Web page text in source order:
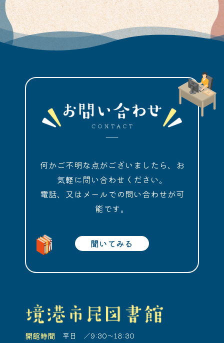
開館時間
平日 ／9:30～18:30
何かご不明な点がございましたら、お
気軽に問い合わせください。
電話、又はメールでの問い合わせが可
能です。
聞いてみる